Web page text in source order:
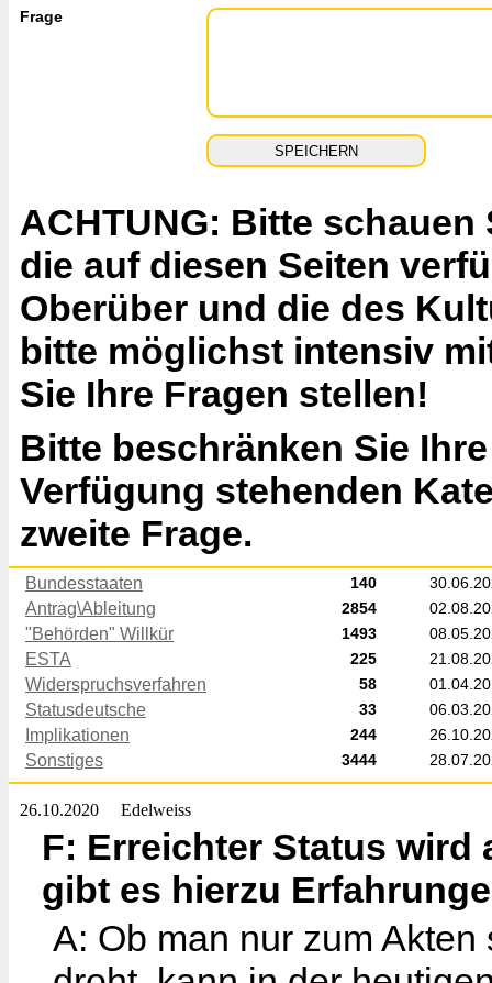
Frage
ACHTUNG: Bitte
die auf diesen Seiten
Oberüber und die des
bitte möglichst intensiv
Sie Ihre Fragen stellen!
Bitte beschränken Sie
Verfügung stehenden
zweite Frage.
Bundesstaaten 140
Antrag\Ableitung 2854
"Behörden" Willkür 1493
ESTA 225
Widerspruchsverfahren 58
Statusdeutsche 33
Implikationen 244
Sonstiges 3444
26.10.2020 Edelweiss
F: Erreichter Status wird
gibt es hierzu
A: Ob man nur zum